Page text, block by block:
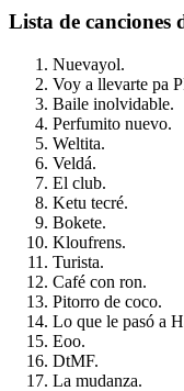
Lista de canciones
Nuevayol.
Voy a llevarte pa
Baile inolvidable.
Perfumito nuevo.
Weltita.
Veldá.
El club.
Ketu tecré.
Bokete.
Kloufrens.
Turista.
Café con ron.
Pitorro de coco.
Lo que le pasó a
Eoo.
DtMF.
La mudanza.